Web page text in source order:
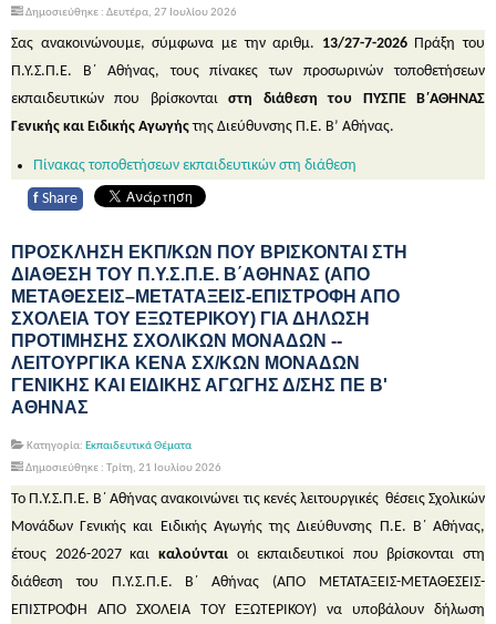
Δημοσιεύθηκε : Δευτέρα, 27 Ιουλίου 2026
Σας ανακοινώνουμε, σύμφωνα με την αριθμ. 13/27-7-2026Πράξη του
Π.Υ.Σ.Π.Ε. Β΄ Αθήνας, τους πίνακες των προσωρινών τοποθετήσεων
εκπαιδευτικών που βρίσκονταιστη διάθεση του ΠΥΣΠΕ Β΄ΑΘΗΝΑΣ
Γενικής και Ειδικής Αγωγήςτης Διεύθυνσης Π.Ε. Β’ Αθήνας.
Πίνακας τοποθετήσεων εκπαιδευτικών στη διάθεση
f Share
ΠΡΟΣΚΛΗΣΗ ΕΚΠ/ΚΩΝ ΠΟΥ ΒΡΙΣΚΟΝΤΑΙ ΣΤΗ
ΔΙΑΘΕΣΗ ΤΟΥ Π.Υ.Σ.Π.Ε. Β΄ΑΘΗΝΑΣ (ΑΠΟ
ΜΕΤΑΘΕΣΕΙΣ–ΜΕΤΑΤΑΞΕΙΣ-ΕΠΙΣΤΡΟΦΗ ΑΠΟ
ΣΧΟΛΕΙΑ ΤΟΥ ΕΞΩΤΕΡΙΚΟΥ) ΓΙΑ ΔΗΛΩΣΗ
ΠΡΟΤΙΜΗΣΗΣ ΣΧΟΛΙΚΩΝ ΜΟΝΑΔΩΝ --
ΛΕΙΤΟΥΡΓΙΚΑ ΚΕΝΑ ΣΧ/ΚΩΝ ΜΟΝΑΔΩΝ
ΓΕΝΙΚΗΣ ΚΑΙ ΕΙΔΙΚΗΣ ΑΓΩΓΗΣ Δ/ΣΗΣ ΠΕ Β'
ΑΘΗΝΑΣ
Κατηγορία: Εκπαιδευτικά Θέματα
Δημοσιεύθηκε : Τρίτη, 21 Ιουλίου 2026
Το Π.Υ.Σ.Π.Ε. Β΄ Αθήνας ανακοινώνει τις κενές λειτουργικές θέσεις Σχολικών
Μονάδων Γενικής και Ειδικής Αγωγής της Διεύθυνσης Π.Ε. Β΄ Αθήνας,
έτους 2026-2027 και καλούνται οι εκπαιδευτικοί που βρίσκονται στη
διάθεση του Π.Υ.Σ.Π.Ε. Β΄ Αθήνας (ΑΠΟ ΜΕΤΑΤΑΞΕΙΣ-ΜΕΤΑΘΕΣΕΙΣ-
ΕΠΙΣΤΡΟΦΗ ΑΠΟ ΣΧΟΛΕΙΑ ΤΟΥ ΕΞΩΤΕΡΙΚΟΥ) να υποβάλουν δήλωση